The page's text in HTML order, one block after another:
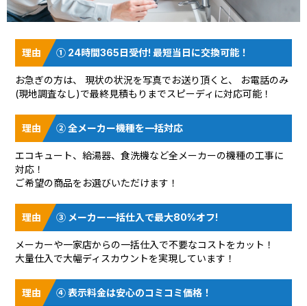
① 24時間365日受付! 最短当日に交換可能！
お急ぎの方は、 現状の状況を写真でお送り頂く と、 お電話のみ
(現地調査なし)で最終見積もりまでスピーディに対応可能！
② 全メーカー機種を一括対応
エコキュート、給湯器、食洗機など全メーカーの機種の工事に
対応！
ご希望の商品をお選びいただけます！
③ メーカー一括仕入で最大80%オフ!
メーカーや一家店からの一括仕入で不要なコストをカット！
大量仕入で大幅ディスカウントを実現しています！
④ 表示料金は安心のコミコミ価格！